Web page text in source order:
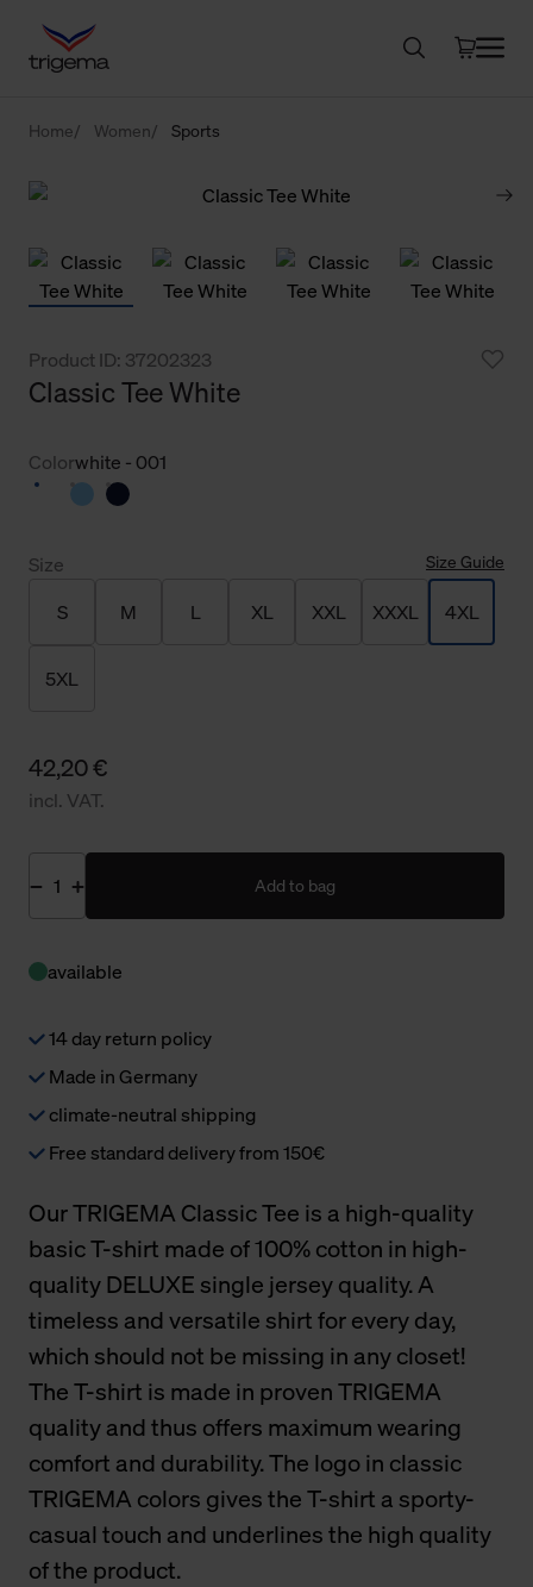
Home Women Sports
Product ID: 37202323
Classic Tee White
Colorwhite - 001
Size Size Guide
S M L XL XXL XXXL 4XL
5XL
42,20 €
incl. VAT.
Add to bag
available
14 day return policy
Made in Germany
climate-neutral shipping
Free standard delivery from 150€
Our TRIGEMA Classic Tee is a high-quality
basic T-shirt made of 100% cotton in high-
quality DELUXE single jersey quality. A
timeless and versatile shirt for every day,
which should not be missing in any closet!
The T-shirt is made in proven TRIGEMA
quality and thus offers maximum wearing
comfort and durability. The logo in classic
TRIGEMA colors gives the T-shirt a sporty-
casual touch and underlines the high quality
of the product.